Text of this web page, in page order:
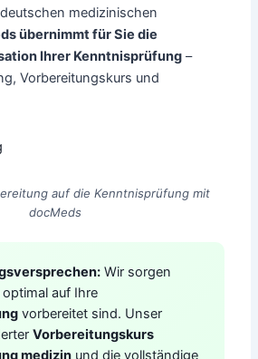
medizinischen
übernimmt für Sie die
Ihrer Kenntnisprüfung –
Vorbereitungskurs und
auf die Kenntnisprüfung mit
docMeds
Wir sorgen
auf Ihre
vorbereitet sind. Unser
Vorbereitungskurs
medizin und die vollständige